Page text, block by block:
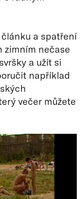
a spatření
zimním nečase
a užít si
například
večer můžete